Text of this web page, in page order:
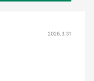
2026.3.31